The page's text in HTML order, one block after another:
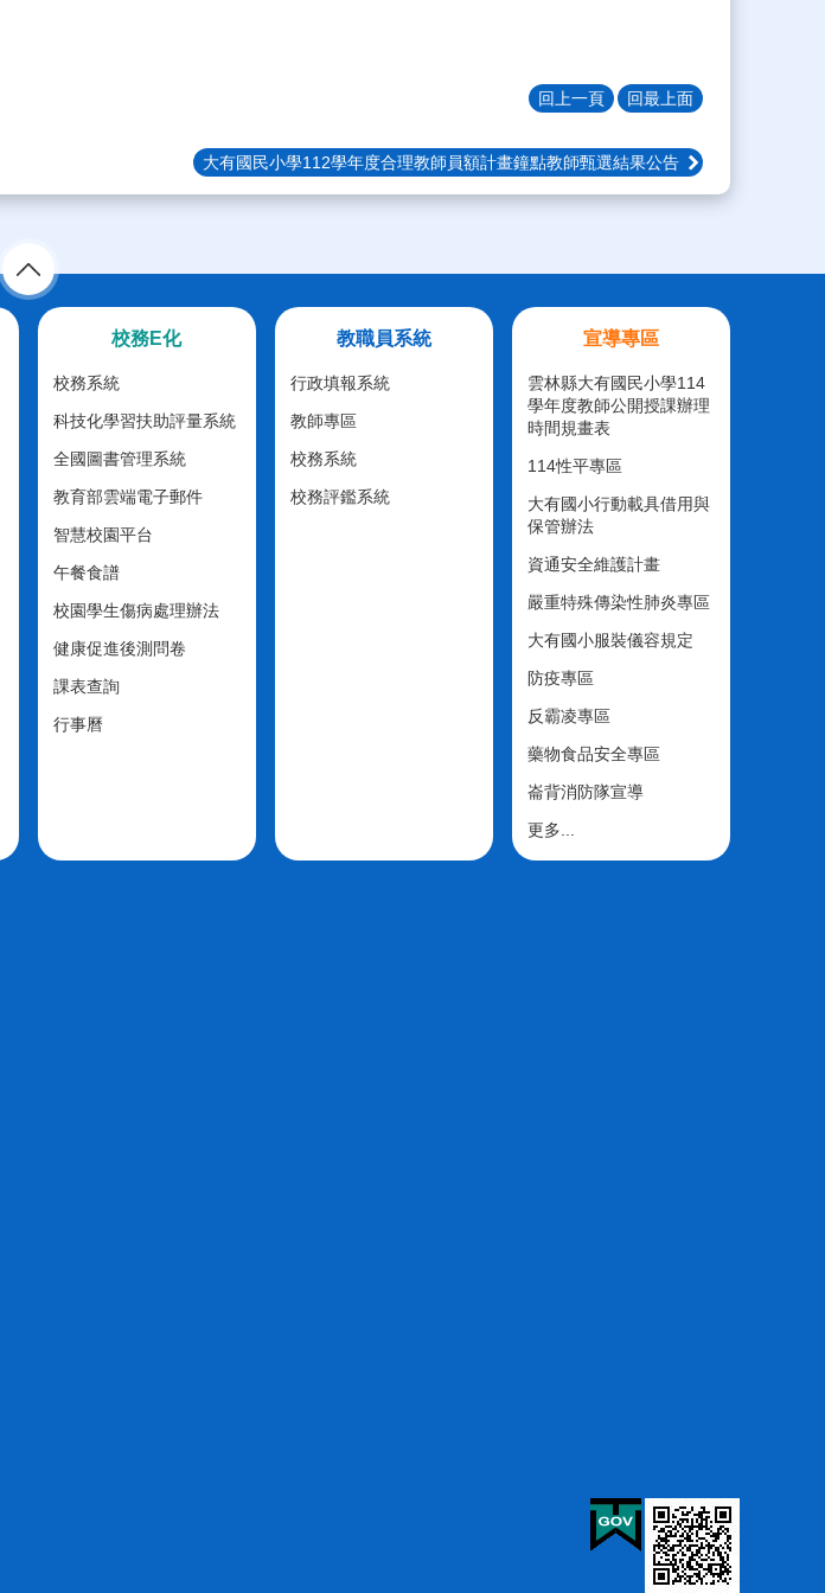
回上一頁 回最上面
大有國民小學112學年度合理教師員額計畫鐘點教師甄選結果公告
校務E化
校務系統
科技化學習扶助評量系統
全國圖書管理系統
教育部雲端電子郵件
智慧校園平台
午餐食譜
校園學生傷病處理辦法
健康促進後測問卷
課表查詢
行事曆
教職員系統
行政填報系統
教師專區
校務系統
校務評鑑系統
宣導專區
雲林縣大有國民小學114
學年度教師公開授課辦理
時間規畫表
114性平專區
大有國小行動載具借用與
保管辦法
資通安全維護計畫
嚴重特殊傳染性肺炎專區
大有國小服裝儀容規定
防疫專區
反霸凌專區
藥物食品安全專區
崙背消防隊宣導
更多...